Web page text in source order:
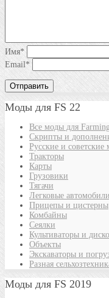
Имя*
Email*
Моды для FS 22
Все моды для
Скрипты и
Русские и советские
Тракторы
Карты
Грузовики
Тягачи
Легковые автомобили
Прицепы и цистерны
Комбайны
Сеялки
Культиваторы и
Объекты
Экскаваторы и
Разная
Моды для FS 2019